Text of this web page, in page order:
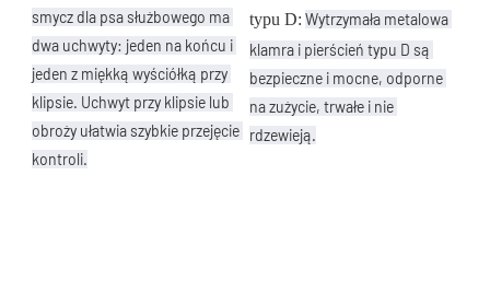
smycz dla psa służbowego ma
dwa uchwyty: jeden na końcu i
jeden z miękką wyściółką przy
klipsie. Uchwyt przy klipsie lub
obroży ułatwia szybkie przejęcie
kontroli.
typu D: Wytrzymała metalowa
klamra i pierścień typu D są
bezpieczne i mocne, odporne
na zużycie, trwałe i nie
rdzewieją.